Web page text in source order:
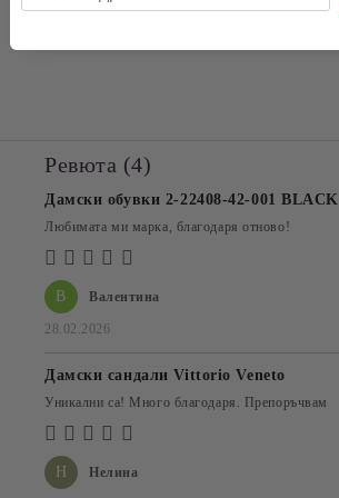
Вътрешна част: естествена кожа
Ревюта (4)
В Валентина
28.02.2026
Дамски обувки 2-22408-42-001 BLACK
Любимата ми марка, благодаря отново!
Н Нелина
Дамски сандали Vittorio Veneto
Уникални са! Много благодаря. Препоръчвам